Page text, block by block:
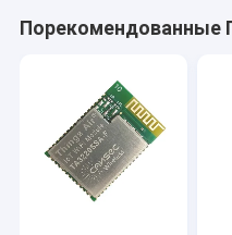
Порекомендованные